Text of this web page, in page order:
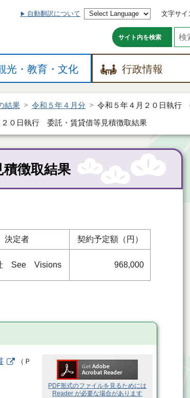
自動翻訳について 文字サイ
サイト内を検索
光・教育・文化 行政情報
結果 令和５年４月分 令和５年４月２０日執行
２０日執行 委託・賃貸借等見積徴取結果
徴取結果
決定者 契約予定額（円）
See Visions 968,000
PDF形式のファイルを見るためには
Reader が必要な場合があります
（ Ｐ